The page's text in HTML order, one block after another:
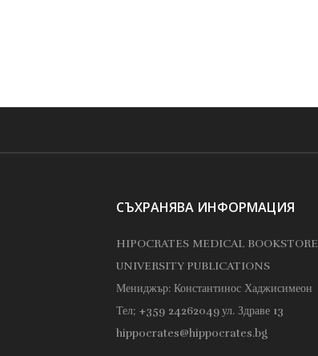
СЪХРАНЯВА ИНФОРМАЦИЯ
HIPOCRATES MEDICAL BOOKSTORE
UNIVERSITY PUBLICATIONS
Мениджър: Константинос Хаджисимеон
Тел; +359 24262049ул. Здраве 13
hippocrates@hippocrates.bg